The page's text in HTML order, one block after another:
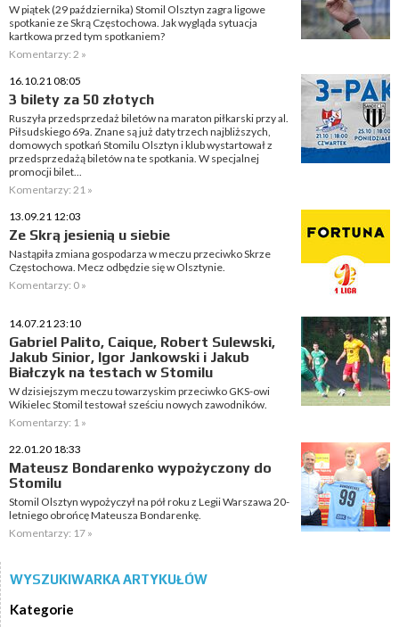
W piątek (29 października) Stomil Olsztyn zagra ligowe
spotkanie ze Skrą Częstochowa. Jak wygląda sytuacja
kartkowa przed tym spotkaniem?
Komentarzy: 2 »
16.10.21 08:05
3 bilety za 50 złotych
Ruszyła przedsprzedaż biletów na maraton piłkarski przy al.
Piłsudskiego 69a. Znane są już daty trzech najbliższych,
domowych spotkań Stomilu Olsztyn i klub wystartował z
przedsprzedażą biletów na te spotkania. W specjalnej
promocji bilet...
Komentarzy: 21 »
13.09.21 12:03
Ze Skrą jesienią u siebie
Nastąpiła zmiana gospodarza w meczu przeciwko Skrze
Częstochowa. Mecz odbędzie się w Olsztynie.
Komentarzy: 0 »
14.07.21 23:10
Gabriel Palito, Caique, Robert Sulewski,
Jakub Sinior, Igor Jankowski i Jakub
Białczyk na testach w Stomilu
W dzisiejszym meczu towarzyskim przeciwko GKS-owi
Wikielec Stomil testował sześciu nowych zawodników.
Komentarzy: 1 »
22.01.20 18:33
Mateusz Bondarenko wypożyczony do
Stomilu
Stomil Olsztyn wypożyczył na pół roku z Legii Warszawa 20-
letniego obrońcę Mateusza Bondarenkę.
Komentarzy: 17 »
WYSZUKIWARKA ARTYKUŁÓW
Kategorie